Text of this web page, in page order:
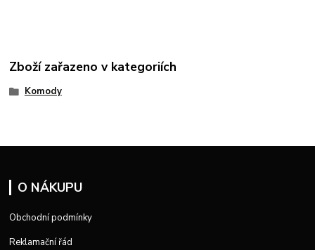
Zboží zařazeno v kategoriích
Komody
O NÁKUPU
Obchodní podmínky
Reklamační řád